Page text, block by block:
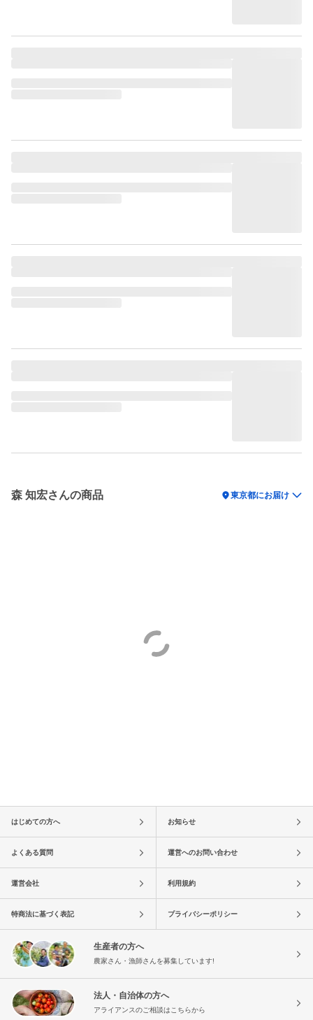
森 知宏さんの商品 location_on東京都にお届け
はじめての方へ お知らせ
よくある質問 運営へのお問い合わせ
運営会社 利用規約
特商法に基づく表記 プライバシーポリシー
生産者の方へ
農家さん・漁師さんを募集しています!
法人・自治体の方へ
アライアンスのご相談はこちらから